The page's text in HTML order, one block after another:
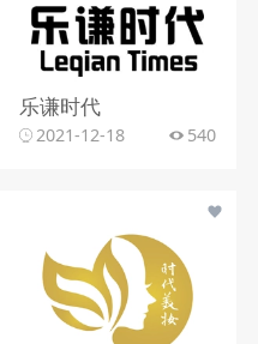
乐谦时代
2021-12-18 540